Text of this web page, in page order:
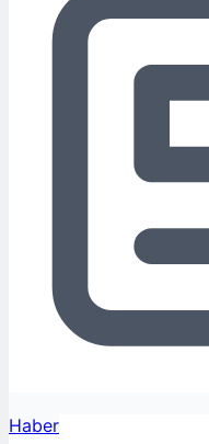
Haber